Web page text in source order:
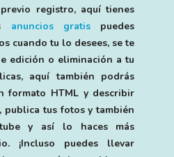
registro, aquí tienes
anuncios gratispuedes
cuando tu lo desees, se te
edición o eliminación a tu
aquí también podrás
formato HTML y describir
publica tus fotos y también
y así lo haces más
¡Incluso puedes llevar